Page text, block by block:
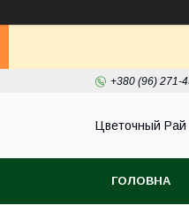
+380 (96) 271-
Цветочный Рай
ГОЛОВНА